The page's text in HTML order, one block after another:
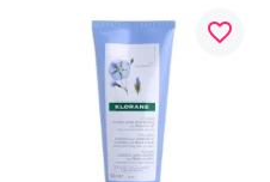
favorite_border